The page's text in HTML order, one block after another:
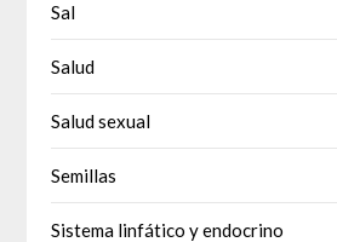
Sal
Salud
Salud sexual
Semillas
Sistema linfático y endocrino